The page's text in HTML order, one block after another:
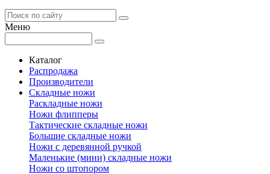
Меню
Каталог
Распродажа
Производители
Складные ножи
Раскладные ножи
Ножи флипперы
Тактические складные ножи
Большие складные ножи
Ножи с деревянной ручкой
Маленькие (мини) складные ножи
Ножи со штопором